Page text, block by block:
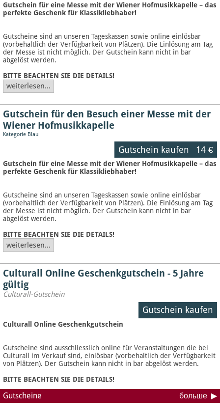
Gutschein für eine Messe mit der Wiener Hofmusikkapelle – das
perfekte Geschenk für Klassikliebhaber!
Gutscheine sind an unseren Tageskassen sowie online einlösbar
(vorbehaltlich der Verfügbarkeit von Plätzen). Die Einlösung am Tag
der Messe ist nicht möglich. Der Gutschein kann nicht in bar
abgelöst werden.
BITTE BEACHTEN SIE DIE DETAILS!
weiterlesen...
Gutschein für den Besuch einer Messe mit der
Wiener Hofmusikkapelle
Kategorie Blau
Gutschein kaufen 14 €
Gutschein für eine Messe mit der Wiener Hofmusikkapelle – das
perfekte Geschenk für Klassikliebhaber!
Gutscheine sind an unseren Tageskassen sowie online einlösbar
(vorbehaltlich der Verfügbarkeit von Plätzen). Die Einlösung am Tag
der Messe ist nicht möglich. Der Gutschein kann nicht in bar
abgelöst werden.
BITTE BEACHTEN SIE DIE DETAILS!
weiterlesen...
Culturall Online Geschenkgutschein - 5 Jahre
gültig
Culturall-Gutschein
Gutschein kaufen
Culturall Online Geschenkgutschein
Gutscheine sind ausschliesslich online für Veranstaltungen die bei
Culturall im Verkauf sind, einlösbar (vorbehaltlich der Verfügbarkeit
von Plätzen). Der Gutschein kann nicht in bar abgelöst werden.
BITTE BEACHTEN SIE DIE DETAILS!
Gutscheine больше